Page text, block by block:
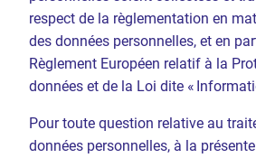
respect de la règlementation en
des données personnelles, et en
Règlement Européen relatif à la
données et de la Loi dite «
Pour toute question relative au
données personnelles, à la